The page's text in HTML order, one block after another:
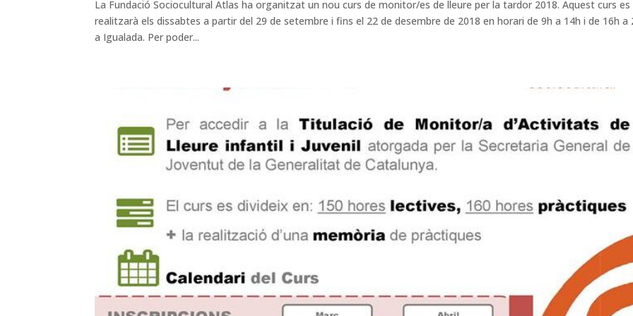
La Fundació Sociocultural Atlas ha organitzat un nou curs de monitor/es de lleure per la tardor 2018. Aquest curs es
realitzarà els dissabtes a partir del 29 de setembre i fins el 22 de desembre de 2018 en horari de 9h a 14h i de 16h a
a Igualada. Per poder...